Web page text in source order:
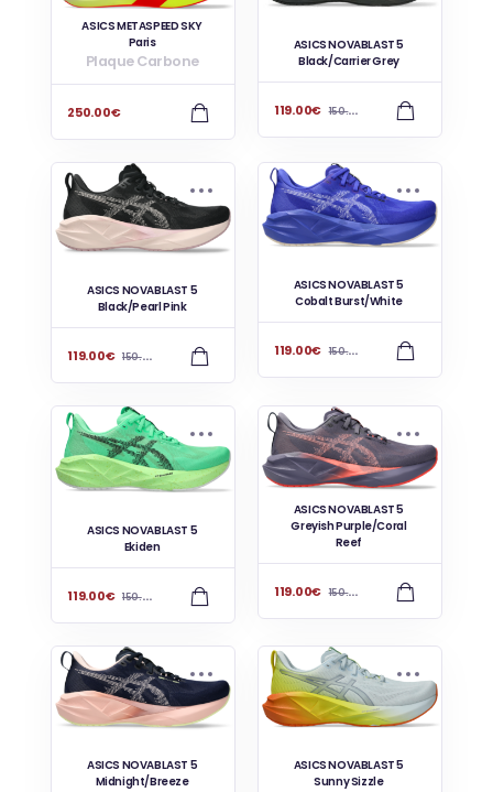
ASICS METASPEED SKY
Paris
Plaque Carbone
250.00€
ASICS NOVABLAST 5
Black/Carrier Grey
119.00€ 150.00
ASICS NOVABLAST 5
Black/Pearl Pink
119.00€ 150.00
ASICS NOVABLAST 5
Cobalt Burst/White
119.00€ 150.00
ASICS NOVABLAST 5
Ekiden
119.00€ 150.00
ASICS NOVABLAST 5
Greyish Purple/Coral
Reef
119.00€ 150.00
ASICS NOVABLAST 5
Midnight/Breeze
ASICS NOVABLAST 5
Sunny Sizzle